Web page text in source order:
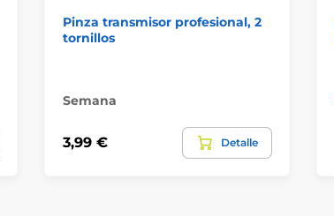
Pinza transmisor profesional, 2
tornillos
Semana
3,99 € Detalle